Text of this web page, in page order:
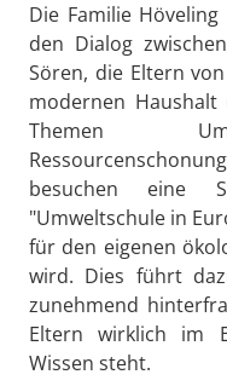
Die Familie
den Dialog
Sören, die Eltern
modernen
Themen
besuchen eine
"Umweltschule in
für den eigenen
wird. Dies führt
zunehmend
Eltern wirklich im
Wissen steht.